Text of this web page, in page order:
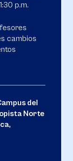
p.m.
cambios
del
Norte